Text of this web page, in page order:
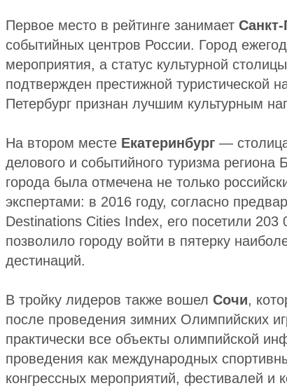
Первое место в рейтинге занимает Санкт-
событийных центров России. Город
мероприятия, а статус культурной
подтвержден престижной туристической
Петербург признан лучшим культурным
На втором месте Екатеринбург —
делового и событийного туризма
города была отмечена не только
экспертами: в 2016 году, согласно
Destinations Cities Index, его посетили 203
позволило городу войти в пятерку
дестинаций.
В тройку лидеров также вошел Сочи,
после проведения зимних Олимпийских
практически все объекты олимпийской
проведения как международных
конгрессных мероприятий, фестивалей и